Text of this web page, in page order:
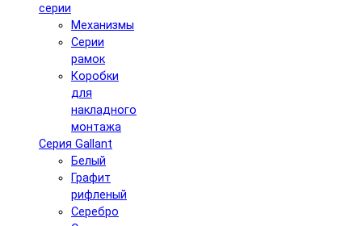
серии
Механизмы
Серии
рамок
Коробки
для
накладного
монтажа
Серия Gallant
Белый
Графит
рифленый
Серебро